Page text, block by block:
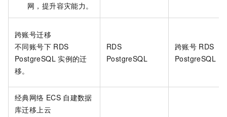
网，提升容灾能力。
跨账号迁移
不同账号下 RDS
PostgreSQL 实例的迁
移。
RDS
PostgreSQL
跨账号 RDS
PostgreSQL
经典网络 ECS 自建数据
库迁移上云